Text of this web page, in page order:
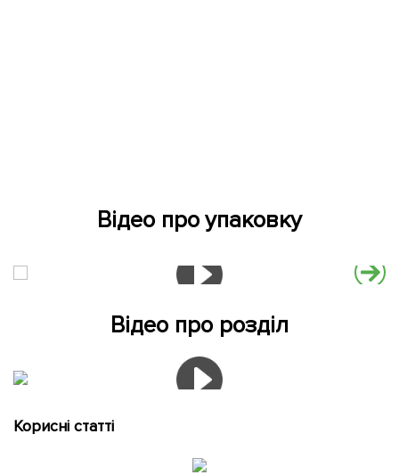
Відео про упаковку
Відео про розділ
Корисні статті